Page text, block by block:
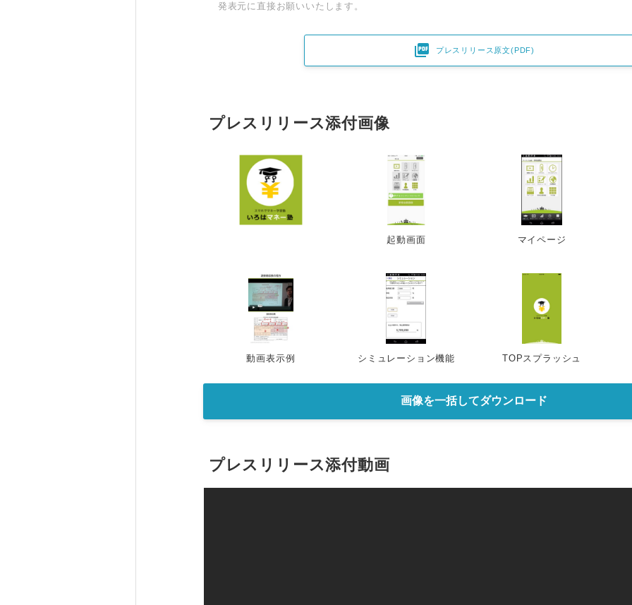
発表元に直接お願いいたします。
 プレスリリース原文(PDF)
プレスリリース添付画像
起動画面 マイページ
動画表示例 シミュレーション機能 TOPスプラッシュ
画像を一括してダウンロード
プレスリリース添付動画